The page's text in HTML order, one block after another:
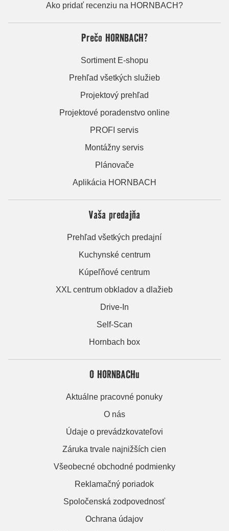
Ako pridať recenziu na HORNBACH?
Prečo HORNBACH?
Sortiment E-shopu
Prehľad všetkých služieb
Projektový prehľad
Projektové poradenstvo online
PROFI servis
Montážny servis
Plánovače
Aplikácia HORNBACH
Vaša predajňa
Prehľad všetkých predajní
Kuchynské centrum
Kúpeľňové centrum
XXL centrum obkladov a dlažieb
Drive-In
Self-Scan
Hornbach box
O HORNBACHu
Aktuálne pracovné ponuky
O nás
Údaje o prevádzkovateľovi
Záruka trvale najnižších cien
Všeobecné obchodné podmienky
Reklamačný poriadok
Spoločenská zodpovednosť
Ochrana údajov